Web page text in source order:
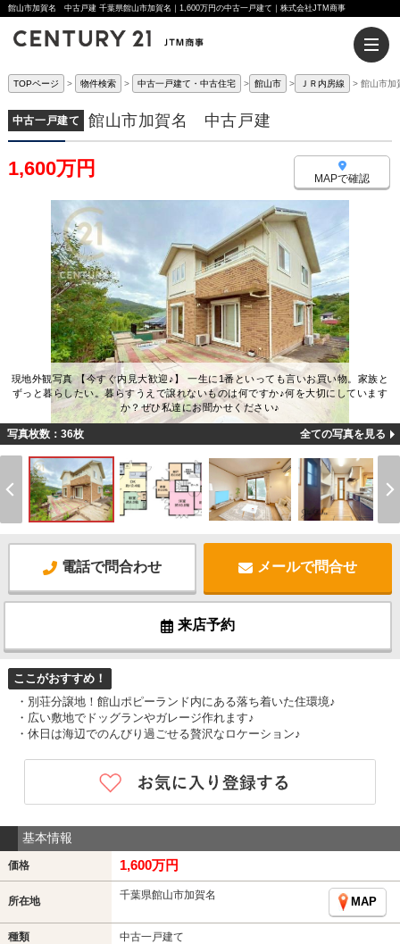
館山市加賀名 中古戸建 千葉県館山市加賀名｜1,600万円の中古一戸建て｜株式会社JTM商事
TOPページ 物件検索 中古一戸建て・中古住宅 館山市 ＪＲ内房線 館山市
中古一戸建て 館山市加賀名 中古戸建
1,600万円 MAPで確認
現地外観写真 【今すぐ内見大歓迎♪】 一生に1番といっても言いお買い物。家族と
ずっと暮らしたい。暮らすうえで譲れないものは何ですか♪何を大切にしています
か？ぜひ私達にお聞かせください♪
写真枚数：36枚 全ての写真を見る
電話で問合わせ メールで問合せ
来店予約
ここがおすすめ！
・別荘分譲地！館山ポピーランド内にある落ち着いた住環境♪
・広い敷地でドッグランやガレージ作れます♪
・休日は海辺でのんびり過ごせる贅沢なロケーション♪
基本情報
価格 1,600万円
所在地 千葉県館山市加賀名
MAP
種類 中古一戸建て